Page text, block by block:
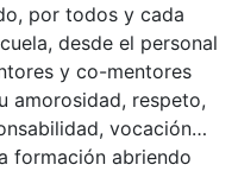
por todos y cada
desde el personal
y co-mentores
amorosidad, respeto,
vocación…
formación abriendo